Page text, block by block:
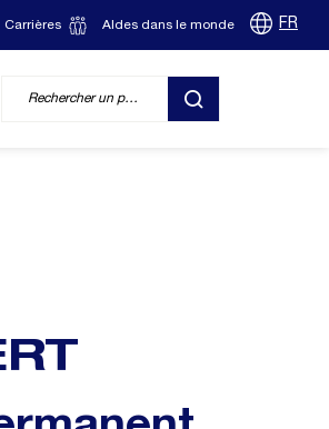
Carrières Aldes dans le monde FR
RECHERCHER